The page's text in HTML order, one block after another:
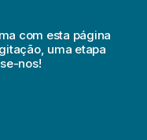
com esta página
uma etapa
nos!